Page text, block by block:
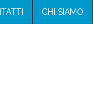
CHI SIAMO